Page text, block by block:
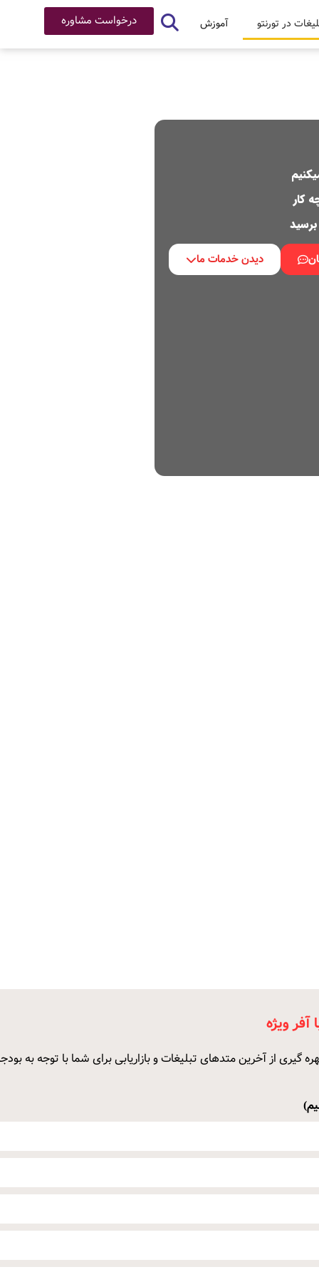
در تورنتو آموزش درخواست مشاوره
کار
دیدن خدمات ما
آفر ویژه
گیری از آخرین متدهای تبلیغات و بازاریابی برای شما با توجه به